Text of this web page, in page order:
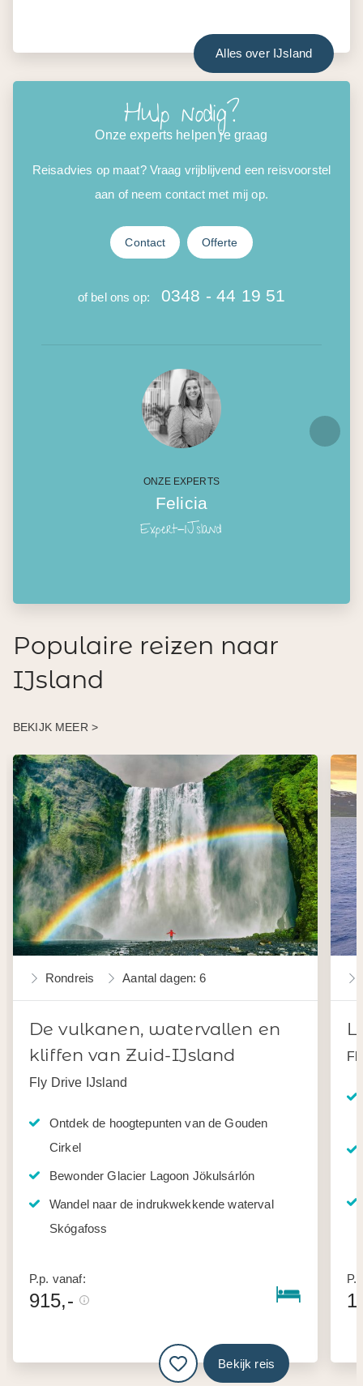
Alles over IJsland
Hulp nodig?
Onze experts helpen je graag
Reisadvies op maat? Vraag vrijblijvend een reisvoorstel
aan of neem contact met mij op.
Contact Offerte
of bel ons op: 0348 - 44 19 51
ONZE EXPERTS
Felicia
Expert-IJsland
Populaire reizen naar
IJsland
BEKIJK MEER >
Rondreis Aantal dagen: 6
De vulkanen, watervallen en
kliffen van Zuid-IJsland
Fly Drive IJsland
Ontdek de hoogtepunten van de Gouden
Cirkel
Bewonder Glacier Lagoon Jökulsárlón
Wandel naar de indrukwekkende waterval
Skógafoss
P.p. vanaf:
915,-
Bekijk reis